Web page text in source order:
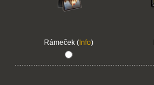
Rámeček (Info)